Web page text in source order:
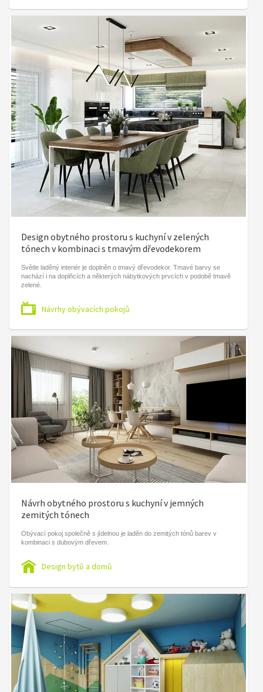
Design obytného prostoru s kuchyní v zelených
tónech v kombinaci s tmavým dřevodekorem
Světle laděný interiér je doplněn o tmavý dřevodekor. Tmavé barvy se
nachází i na doplňcích a některých nábytkových prvcích v podobě tmavě
zelené.
Návrhy obývacích pokojů
Návrh obytného prostoru s kuchyní v jemných
zemitých tónech
Obývací pokoj společně s jídelnou je laděn do zemitých tónů barev v
kombinaci s dubovým dřevem.
Design bytů a domů